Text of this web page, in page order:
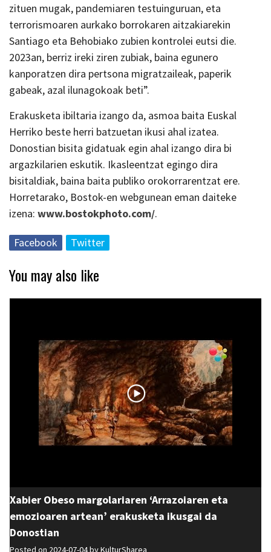
zituen mugak, pandemiaren testuinguruan, eta
terrorismoaren aurkako borrokaren aitzakiarekin
Santiago eta Behobiako zubien kontrolei eutsi die.
2023an, berriz ireki ziren zubiak, baina egunero
kanporatzen dira pertsona migratzaileak, paperik
gabeak, azal ilunagokoak beti”.
Erakusketa ibiltaria izango da, asmoa baita Euskal
Herriko beste herri batzuetan ikusi ahal izatea.
Donostian bisita gidatuak egin ahal izango dira bi
argazkilarien eskutik. Ikasleentzat egingo dira
bisitaldiak, baina baita publiko orokorrarentzat ere.
Horretarako, Bostok-en webgunean eman daiteke
izena: www.bostokphoto.com/.
Facebook Twitter
You may also like
Xabier Obeso margolariaren ‘Arrazoiaren eta
emozioaren artean’ erakusketa ikusgai da
Donostian
Posted on 2024-07-04 byKulturSharea